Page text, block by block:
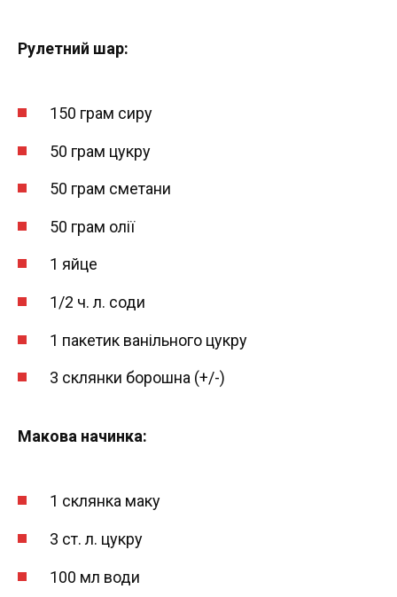
Рулетний шар:
150 грам сиру
50 грам цукру
50 грам сметани
50 грам олії
1 яйце
1/2 ч. л. соди
1 пакетик ванільного цукру
3 склянки борошна (+/-)
Макова начинка:
1 склянка маку
3 ст. л. цукру
100 мл води